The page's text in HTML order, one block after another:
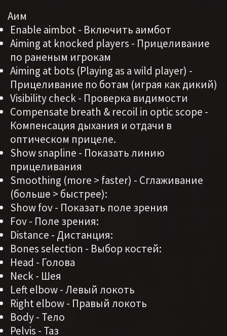
Аим
Enable aimbot - Включить аимбот
Aiming at knocked players - Прицеливание
по раненым игрокам
Aiming at bots (Playing as a wild player) -
Прицеливание по ботам (играя как дикий)
Visibility check - Проверка видимости
Compensate breath & recoil in optic scope -
Компенсация дыхания и отдачи в
оптическом прицеле.
Show snapline - Показать линию
прицеливания
Smoothing (more > faster) - Сглаживание
(больше > быстрее):
Show fov - Показать поле зрения
Fov - Поле зрения:
Distance - Дистанция:
Bones selection - Выбор костей:
Head - Голова
Neck - Шея
Left elbow - Левый локоть
Right elbow - Правый локоть
Body - Тело
Pelvis - Таз